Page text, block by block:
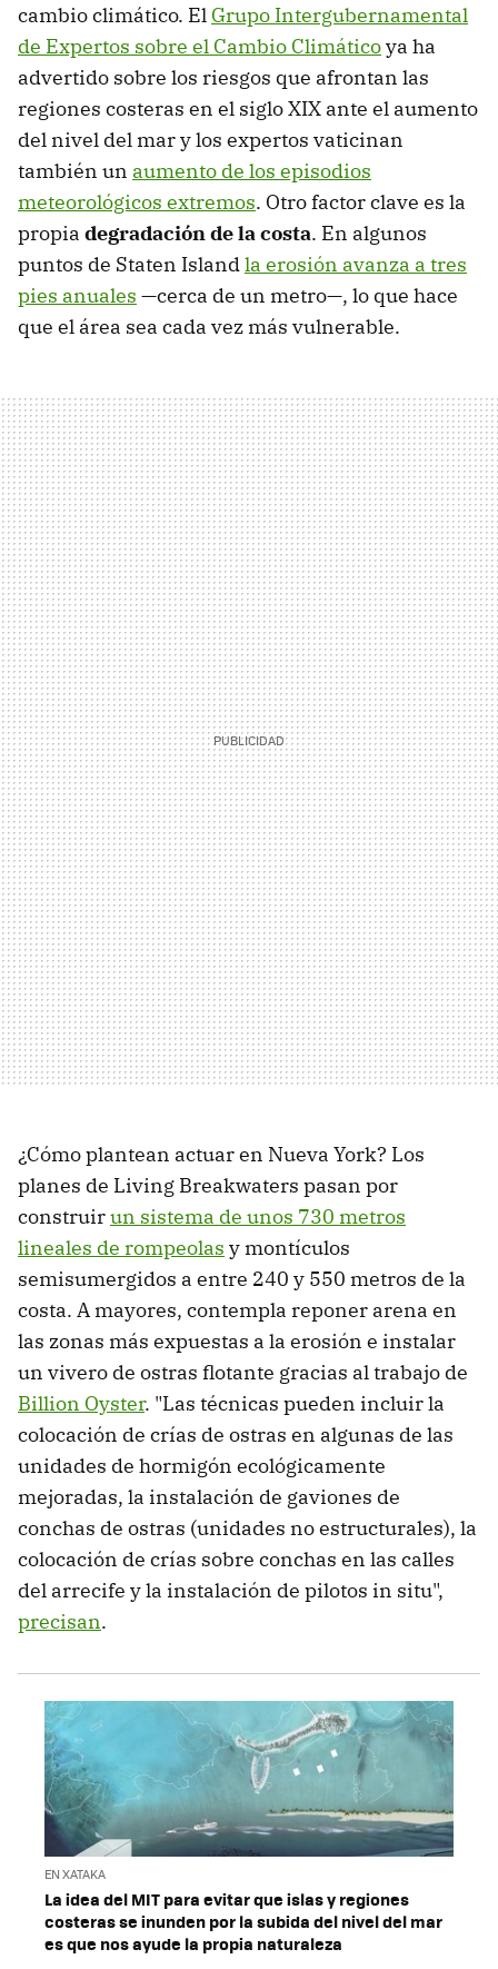
cambio climático. El Grupo Intergubernamental
de Expertos sobre el Cambio Climáticoya ha
advertido sobre los riesgos que afrontan las
regiones costeras en el siglo XIX ante el aumento
del nivel del mar y los expertos vaticinan
también un aumento de los episodios
meteorológicos extremos. Otro factor clave es la
propia degradación de la costa. En algunos
puntos de Staten Islandla erosión avanza a tres
pies anuales —cerca de un metro—, lo que hace
que el área sea cada vez más vulnerable.
¿Cómo plantean actuar en Nueva York? Los
planes de Living Breakwaters pasan por
construirun sistema de unos 730 metros
lineales de rompeolas y montículos
semisumergidos a entre 240 y 550 metros de la
costa. A mayores, contempla reponer arena en
las zonas más expuestas a la erosión e instalar
un vivero de ostras flotante gracias al trabajo de
Billion Oyster. "Las técnicas pueden incluir la
colocación de crías de ostras en algunas de las
unidades de hormigón ecológicamente
mejoradas, la instalación de gaviones de
conchas de ostras (unidades no estructurales), la
colocación de crías sobre conchas en las calles
del arrecife y la instalación de pilotos in situ",
precisan.
EN XATAKA
La idea del MIT para evitar que islas y regiones
costeras se inunden por la subida del nivel del mar
es que nos ayude la propia naturaleza